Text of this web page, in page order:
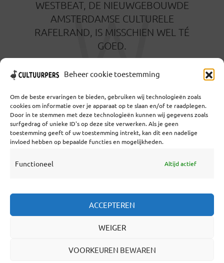
Beheer cookie toestemming
Om de beste ervaringen te bieden, gebruiken wij technologieën zoals
cookies om informatie over je apparaat op te slaan en/of te raadplegen.
Door in te stemmen met deze technologieën kunnen wij gegevens zoals
surfgedrag of unieke ID's op deze site verwerken. Als je geen
toestemming geeft of uw toestemming intrekt, kan dit een nadelige
invloed hebben op bepaalde functies en mogelijkheden.
Functioneel Altijd actief
ACCEPTEREN
WEIGER
VOORKEUREN BEWAREN
WESTBEAT, DE NIEUWGEBOUWDE
AMSTERDAMSE CULTURELE
RAFELRAND, IS MISSCHIEN WEL TÉ
GOED.
W
Coöperatief Cultureel Persbureau U.A. | Salzburg 29 |
3524KS Utrecht | KvK: 55573592 |Btw: